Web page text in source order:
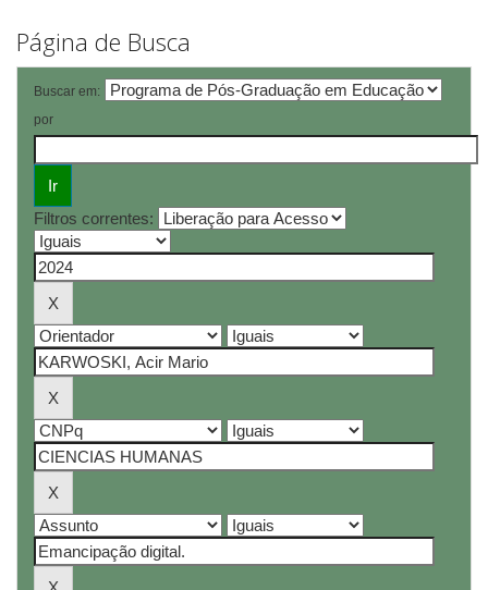
Página de Busca
Buscar em:
por
Filtros correntes: